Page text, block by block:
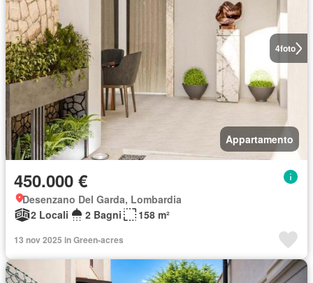
4foto
Appartamento
450.000 €
Desenzano Del Garda, Lombardia
2 Locali
2 Bagni 158 m²
13 nov 2025 in Green-acres